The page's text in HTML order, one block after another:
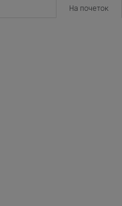
На почеток